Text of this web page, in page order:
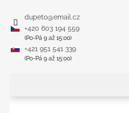
dupeto@email.cz
+420 603 194 559
(Po-Pá 9 až 15:00)
+421 951 541 339
(Po-Pá 9 až 15:00)